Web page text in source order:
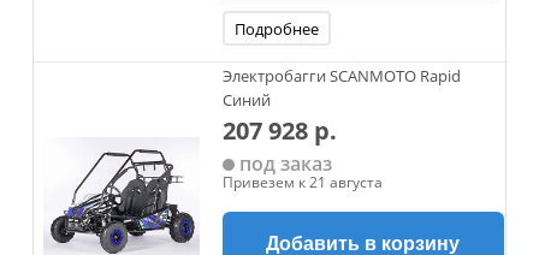
Подробнее
Электробагги SCANMOTO Rapid
Синий
207 928 р.
под заказ
Привезем к 21 августа
Добавить в корзину